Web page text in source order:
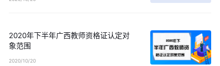
2020年下半年广西教师资格证认定对
象范围
2020/10/20